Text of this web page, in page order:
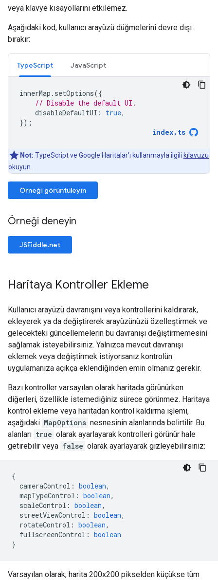
veya klavye kısayollarını etkilemez.
Aşağıdaki kod, kullanıcı arayüzü düğmelerini devre dışı
bırakır:
TypeScript JavaScript
innerMap . setOptions({
// Disable the default UI.
disableDefaultUI : true,
});
index. ts
Not: TypeScript ve Google Haritalar'ı kullanmayla ilgili kılavuzu
okuyun.
Örneği görüntüleyin
Örneği deneyin
JSFiddle.net
Haritaya Kontroller Ekleme
Kullanıcı arayüzü davranışını veya kontrollerini kaldırarak,
ekleyerek ya da değiştirerek arayüzünüzü özelleştirmek ve
gelecekteki güncellemelerin bu davranışı değiştirmemesini
sağlamak isteyebilirsiniz. Yalnızca mevcut davranışı
eklemek veya değiştirmek istiyorsanız kontrolün
uygulamanıza açıkça eklendiğinden emin olmanız gerekir.
Bazı kontroller varsayılan olarak haritada görünürken
diğerleri, özellikle istemediğiniz sürece görünmez. Haritaya
kontrol ekleme veya haritadan kontrol kaldırma işlemi,
aşağıdaki MapOptions nesnesinin alanlarında belirtilir. Bu
alanları true olarak ayarlayarak kontrolleri görünür hale
getirebilir veya false olarak ayarlayarak gizleyebilirsiniz:
{
cameraControl : boolean,
mapTypeControl : boolean,
scaleControl : boolean,
streetViewControl : boolean,
rotateControl : boolean,
fullscreenControl : boolean
}
Varsayılan olarak, harita 200x200 pikselden küçükse tüm